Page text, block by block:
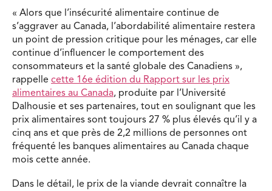
« Alors que l’insécurité alimentaire continue de
s’aggraver au Canada, l’abordabilité alimentaire restera
un point de pression critique pour les ménages, car elle
continue d’influencer le comportement des
consommateurs et la santé globale des Canadiens »,
rappelle cette 16e édition du Rapport sur les prix
alimentaires au Canada, produite par l’Université
Dalhousie et ses partenaires, tout en soulignant que les
prix alimentaires sont toujours 27 % plus élevés qu’il y a
cinq ans et que près de 2,2 millions de personnes ont
fréquenté les banques alimentaires au Canada chaque
mois cette année.
Dans le détail, le prix de la viande devrait connaître la